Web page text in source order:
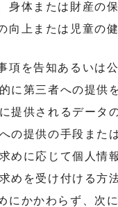
身体または財産の
向上または児童の
項を告知あるいは
に第三者への提供
提供されるデータ
の提供の手段また
めに応じて個人情
めを受け付ける方
にかかわらず、次